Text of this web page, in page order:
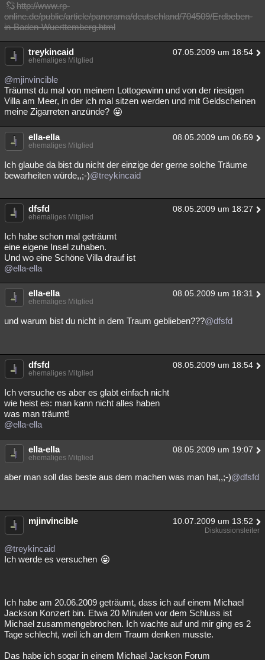
http://www.rp-
online.de/public/article/panorama/deutschland/704509/Erdbeben-
in-Baden-Wuerttemberg.html
treykincaid 07.05.2009 um 18:54
ehemaliges Mitglied
@mjinvincible
Träumst du mal von meinem Lottogewinn und von der riesigen
Villa am Meer, in der ich mal sitzen werden und mit Geldscheinen
meine Zigarreten anzünde?
ella-ella 08.05.2009 um 06:59
ehemaliges Mitglied
Ich glaube da bist du nicht der einzige der gerne solche Träume
bewarheiten würde,,;-)@treykincaid
dfsfd 08.05.2009 um 18:27
ehemaliges Mitglied
Ich habe schon mal geträumt
eine eigene Insel zuhaben.
Und wo eine Schöne Villa drauf ist
@ella-ella
ella-ella 08.05.2009 um 18:31
ehemaliges Mitglied
und warum bist du nicht in dem Traum geblieben???@dfsfd
dfsfd 08.05.2009 um 18:54
ehemaliges Mitglied
Ich versuche es aber es glabt einfach nicht
wie heist es: man kann nicht alles haben
was man träumt!
@ella-ella
ella-ella 08.05.2009 um 19:07
ehemaliges Mitglied
aber man soll das beste aus dem machen was man hat,,;-)@dfsfd
mjinvincible 10.07.2009 um 13:52
Diskussionsleiter
@treykincaid
Ich werde es versuchen
Ich habe am 20.06.2009 geträumt, dass ich auf einem Michael
Jackson Konzert bin. Etwa 20 Minuten vor dem Schluss ist
Michael zusammengebrochen. Ich wachte auf und mir ging es 2
Tage schlecht, weil ich an dem Traum denken musste.
Das habe ich sogar in einem Michael Jackson Forum